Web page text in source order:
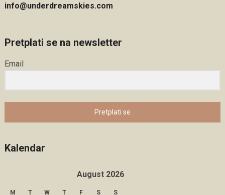
info@underdreamskies.com
Pretplati se na newsletter
Email
Pretplati se
Kalendar
August 2026
M T W T F S S